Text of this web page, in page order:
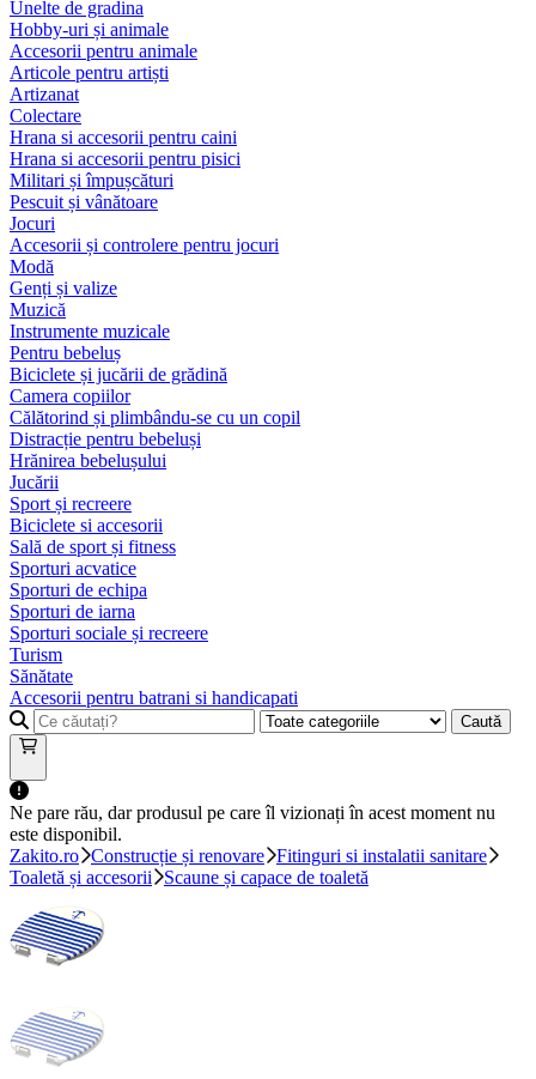
Unelte de gradina
Hobby-uri și animale
Accesorii pentru animale
Articole pentru artiști
Artizanat
Colectare
Hrana si accesorii pentru caini
Hrana si accesorii pentru pisici
Militari și împușcături
Pescuit și vânătoare
Jocuri
Accesorii și controlere pentru jocuri
Modă
Genți și valize
Muzică
Instrumente muzicale
Pentru bebeluș
Biciclete și jucării de grădină
Camera copiilor
Călătorind și plimbându-se cu un copil
Distracție pentru bebeluși
Hrănirea bebelușului
Jucării
Sport și recreere
Biciclete si accesorii
Sală de sport și fitness
Sporturi acvatice
Sporturi de echipa
Sporturi de iarna
Sporturi sociale și recreere
Turism
Sănătate
Accesorii pentru batrani si handicapati
Caută
Ne pare rău, dar produsul pe care îl vizionați în acest moment nu
este disponibil.
Zakito.ro Construcție și renovare Fitinguri si instalatii sanitare
Toaletă și accesorii
Scaune și capace de toaletă